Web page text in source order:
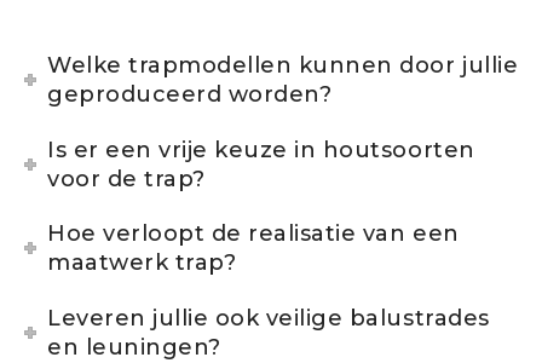
Welke trapmodellen kunnen door jullie
geproduceerd worden?
Is er een vrije keuze in houtsoorten
voor de trap?
Hoe verloopt de realisatie van een
maatwerk trap?
Leveren jullie ook veilige balustrades
en leuningen?